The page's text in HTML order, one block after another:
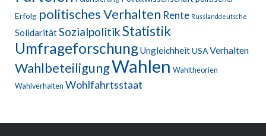
Erfolg politisches Verhalten Rente Russlanddeutsche
SolidaritätSozialpolitikStatistik
UmfrageforschungUngleichheitUSAVerhalten
WahlbeteiligungWahlen Wahltheorien
Wahlverhalten Wohlfahrtsstaat